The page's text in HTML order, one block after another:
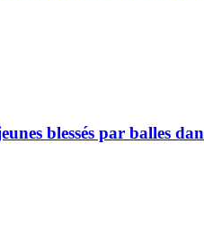
blessés par balles